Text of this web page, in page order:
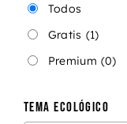
Todos
Gratis (1)
Premium (0)
TEMA ECOLÓGICO